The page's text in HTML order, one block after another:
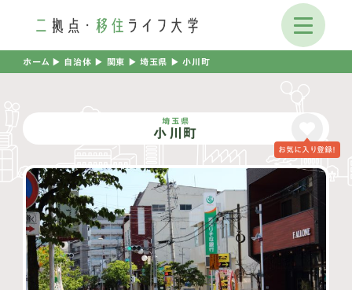
ホーム ▶︎ 自治体 ▶︎ 関東 ▶︎埼玉県 ▶︎小川町
埼玉県
小川町
お気に入り登録！